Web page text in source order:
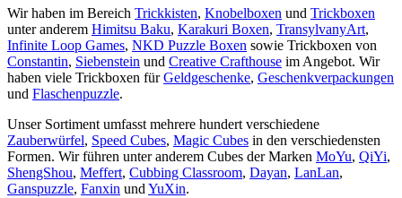
Wir haben im Bereich Trickkisten, Knobelboxen und Trickboxen
unter anderem Himitsu Baku, Karakuri Boxen, TransylvanyArt,
Infinite Loop Games, NKD Puzzle Boxen sowie Trickboxen von
Constantin, Siebenstein und Creative Crafthouse im Angebot. Wir
haben viele Trickboxen fürGeldgeschenke, Geschenkverpackungen
und Flaschenpuzzle.
Unser Sortiment umfasst mehrere hundert verschiedene
Zauberwürfel, Speed Cubes, Magic Cubes in den verschiedensten
Formen. Wir führen unter anderem Cubes der Marken MoYu, QiYi,
ShengShou, Meffert, Cubbing Classroom, Dayan, LanLan,
Ganspuzzle, Fanxin und YuXin.